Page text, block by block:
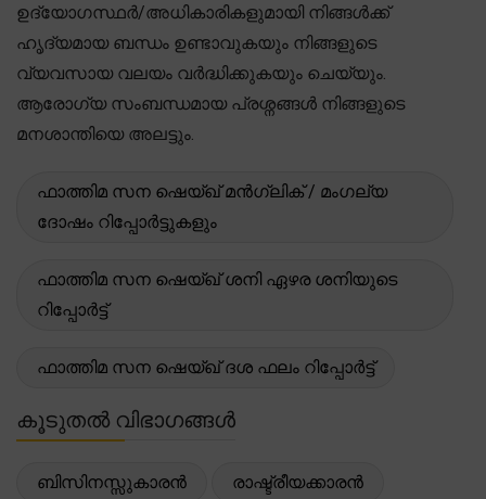
ഉദ്യോഗസ്ഥർ/അധികാരികളുമായി നിങ്ങൾക്ക്
ഹൃദ്യമായ ബന്ധം ഉണ്ടാവുകയും നിങ്ങളുടെ
വ്യവസായ വലയം വർദ്ധിക്കുകയും ചെയ്യും.
ആരോഗ്യ സംബന്ധമായ പ്രശ്നങ്ങൾ നിങ്ങളുടെ
മനശാന്തിയെ അലട്ടും.
ഫാത്തിമ സന ഷെയ്ഖ് മൻഗ്ലിക് / മംഗല്യ
ദോഷം റിപ്പോർട്ടുകളും
ഫാത്തിമ സന ഷെയ്ഖ് ശനി ഏഴര ശനിയുടെ
റിപ്പോർട്ട്
ഫാത്തിമ സന ഷെയ്ഖ് ദശ ഫലം റിപ്പോർട്ട്
കൂടുതൽ വിഭാഗങ്ങൾ
ബിസിനസ്സുകാരൻ രാഷ്ട്രീയക്കാരൻ